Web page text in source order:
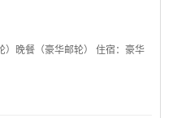
）晚餐（豪华邮轮） 住宿：豪华